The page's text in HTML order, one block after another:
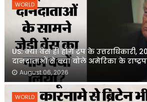
WORLD
US: क्या वेंस ही होंगे ट्रंप के
दानदाताओं से क्या बोले अमेरिका के
August 06, 2026
WORLD